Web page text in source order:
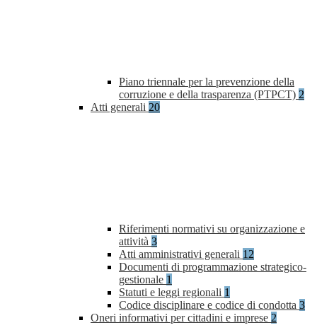
Piano triennale per la prevenzione della
corruzione e della trasparenza (PTPCT) 2
Atti generali 20
Riferimenti normativi su organizzazione e
attività 3
Atti amministrativi generali 12
Documenti di programmazione strategico-
gestionale 1
Statuti e leggi regionali 1
Codice disciplinare e codice di condotta 3
Oneri informativi per cittadini e imprese 2